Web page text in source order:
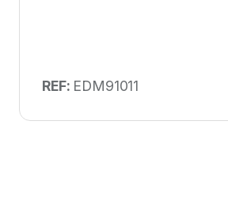
REF: EDM91011